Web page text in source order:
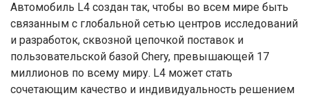
Автомобиль L4 создан так, чтобы во всем мире быть
связанным с глобальной сетью центров исследований
и разработок, сквозной цепочкой поставок и
пользовательской базой Chery, превышающей 17
миллионов по всему миру. L4 может стать
сочетающим качество и индивидуальность решением